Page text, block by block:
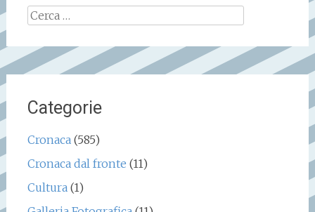
Ricerca
Categorie
Cronaca(585)
Cronaca dal fronte (11)
Cultura(1)